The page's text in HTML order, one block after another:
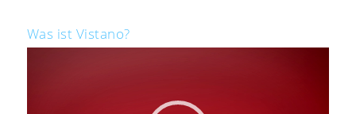
Was ist Vistano?